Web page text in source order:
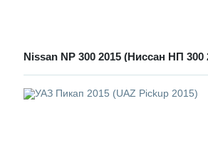
Nissan NP 300 2015 (Ниссан НП 300